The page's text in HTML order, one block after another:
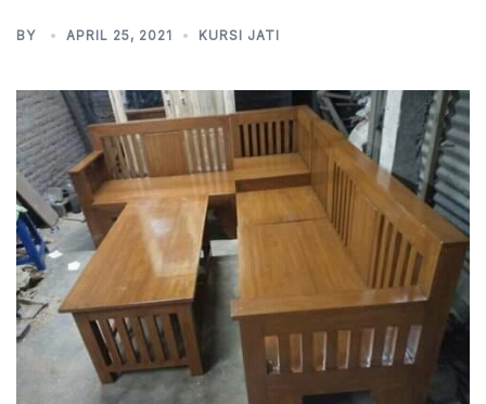
BY APRIL 25, 2021 KURSI JATI